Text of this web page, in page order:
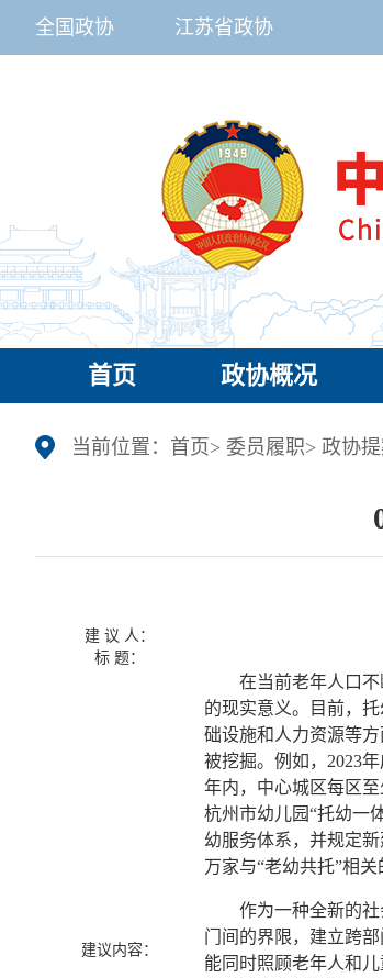
全国政协 江苏省政协
首页 政协概况
当前位置： 首页> 委员履职> 政协
建 议 人：
标 题：
建议内容：
在当前老年人口不断
的现实意义。目前，
础设施和人力资源等
被挖掘。例如，2023
年内，中心城区每区
杭州市幼儿园“托幼一
幼服务体系，并规定
万家与“老幼共托”相关
作为一种全新的社会
门间的界限，建立跨
能同时照顾老年人和